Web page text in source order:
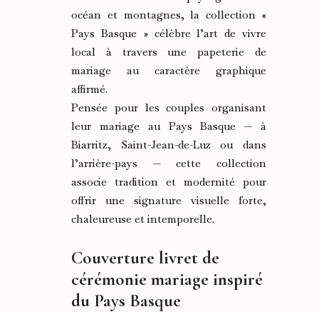
océan et montagnes, la collection «
Pays Basque » célèbre l’art de vivre
local à travers une papeterie de
mariage au caractère graphique
affirmé.
Pensée pour les couples organisant
leur mariage au Pays Basque — à
Biarritz, Saint-Jean-de-Luz ou dans
l’arrière-pays — cette collection
associe tradition et modernité pour
offrir une signature visuelle forte,
chaleureuse et intemporelle.
Couverture livret de
cérémonie mariage inspiré
du Pays Basque